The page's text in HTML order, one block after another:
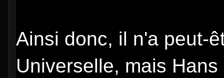
Ainsi donc, il n'a peut-
Universelle, mais